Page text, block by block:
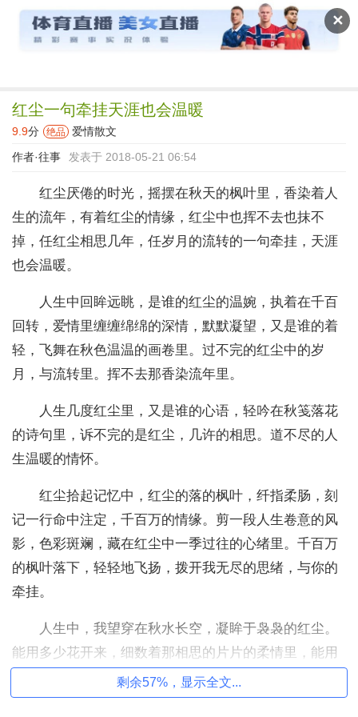
✕
读文斋
红尘一句牵挂天涯也会温暖
9.9分 绝品
爱情散文
作者·往事 发表于 2018-05-21 06:54
红尘厌倦的时光，摇摆在秋天的枫叶里，香染着人
生的流年，有着红尘的情缘，红尘中也挥不去也抹不
掉，任红尘相思几年，任岁月的流转的一句牵挂，天涯
也会温暖。
人生中回眸远眺，是谁的红尘的温婉，执着在千百
回转，爱情里缠缠绵绵的深情，默默凝望，又是谁的着
轻，飞舞在秋色温温的画卷里。过不完的红尘中的岁
月，与流转里。挥不去那香染流年里。
人生几度红尘里，又是谁的心语，轻吟在秋笺落花
的诗句里，诉不完的是红尘，几许的相思。道不尽的人
生温暖的情怀。
红尘拾起记忆中，红尘的落的枫叶，纤指柔肠，刻
记一行命中注定，千百万的情缘。剪一段人生卷意的风
影，色彩斑斓，藏在红尘中一季过往的心绪里。千百万
的枫叶落下，轻轻地飞扬，拨开我无尽的思绪，与你的
牵挂。
人生中，我望穿在秋水长空，凝眸于袅袅的红尘。
能用多少花开来，细数着那相思的片片的柔情里，能用
多少个人生的落叶铺满，这诗章篇篇。温婉的文字，代
表抖落了无数的，相思的苦。于是在最深的人生的红尘
剩余57%，显示全文...